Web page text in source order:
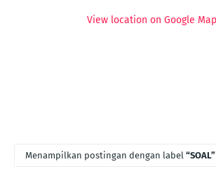
View location on Google
Menampilkan postingan dengan label SOAL